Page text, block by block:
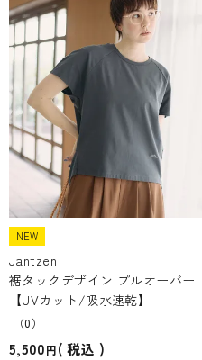
NEW
Jantzen
裾タックデザイン プルオーバー
【UVカット/吸水速乾】
（0）
5,500 税込